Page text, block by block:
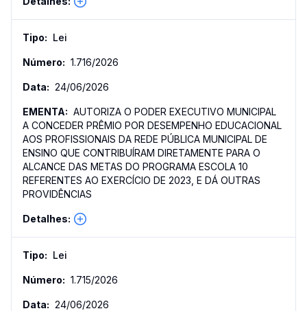
Lei
1.716/2026
24/06/2026
AUTORIZA O PODER EXECUTIVO MUNICIPAL
A CONCEDER PRÊMIO POR DESEMPENHO EDUCACIONAL
AOS PROFISSIONAIS DA REDE PÚBLICA MUNICIPAL DE
ENSINO QUE CONTRIBUÍRAM DIRETAMENTE PARA O
ALCANCE DAS METAS DO PROGRAMA ESCOLA 10
REFERENTES AO EXERCÍCIO DE 2023, E DÁ OUTRAS
PROVIDÊNCIAS
Lei
1.715/2026
24/06/2026